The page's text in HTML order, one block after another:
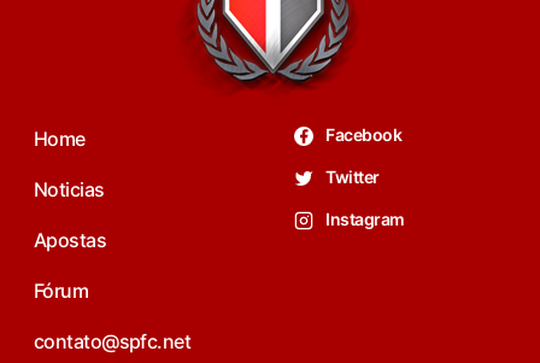
Home
Noticias
Apostas
Fórum
contato@spfc.net
Facebook
Twitter
Instagram